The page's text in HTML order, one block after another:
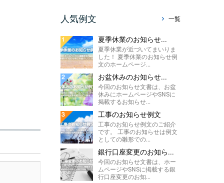
人気例文 一覧
夏季休業のお知らせ...
夏季休業が近づいてまいりま
した！ 夏季休業のお知らせ例
文のホームページ...
お盆休みのお知らせ...
今回のお知らせ文書は、お盆
休みにホームページやSNSに
掲載するお知らせ...
工事のお知らせ例文
工事のお知らせ例文のご紹介
です。 工事のお知らせは例文
としての雛形での...
銀行口座変更のお知ら...
今回のお知らせ文書は、ホー
ムページやSNSに掲載する銀
行口座変更のお知...